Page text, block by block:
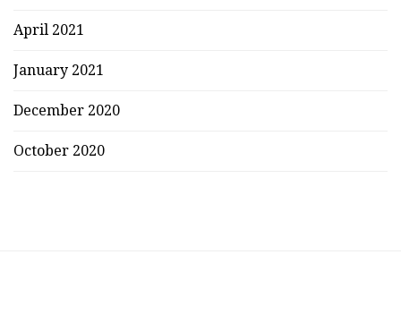
April 2021
January 2021
December 2020
October 2020